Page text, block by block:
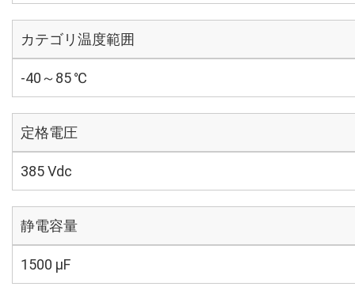
カテゴリ温度範囲
-40～85 ℃
定格電圧
385 Vdc
静電容量
1500 µF